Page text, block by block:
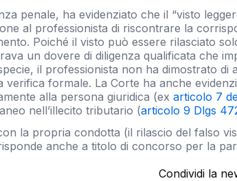
penale, ha evidenziato che il “visto
al professionista di riscontrare la
Poiché il visto può essere rilasciato
un dovere di diligenza qualificata che
il professionista non ha dimostrato di
verifica formale. La Corte ha anche
alla persona giuridica (ex articolo 7
nell’illecito tributario (articolo 9 Dlgs
la propria condotta (il rilascio del falso
anche a titolo di concorso per la
Condividi la